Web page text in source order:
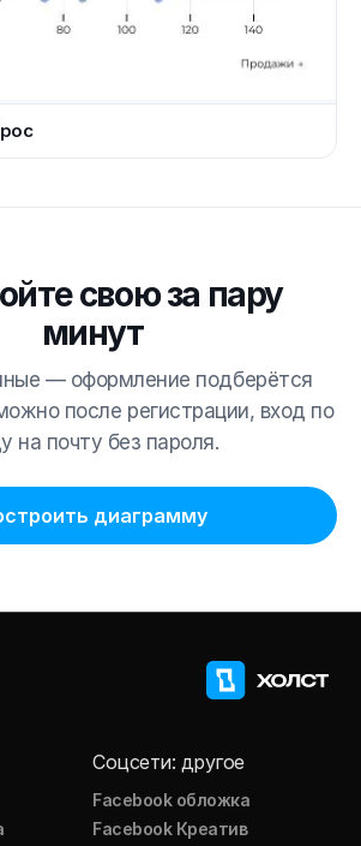
свою за пару
минут
— оформление подберётся
после регистрации, вход по
на почту без пароля.
диаграмму
Соцсети: другое
Facebook обложка
Facebook Креатив